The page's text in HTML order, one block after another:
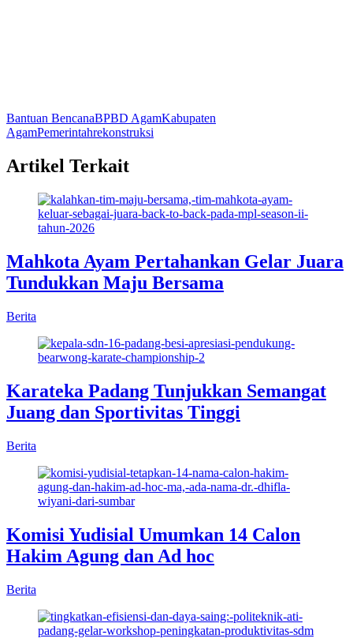
Bantuan BencanaBPBD AgamKabupaten
AgamPemerintahrekonstruksi
Artikel Terkait
Mahkota Ayam Pertahankan Gelar Juara
Tundukkan Maju Bersama
Berita
Karateka Padang Tunjukkan Semangat
Juang dan Sportivitas Tinggi
Berita
Komisi Yudisial Umumkan 14 Calon
Hakim Agung dan Ad hoc
Berita